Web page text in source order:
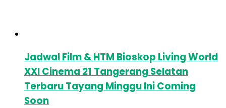
Jadwal Film & HTM Bioskop Living World
XXI Cinema 21 Tangerang Selatan
Terbaru Tayang Minggu Ini Coming
Soon